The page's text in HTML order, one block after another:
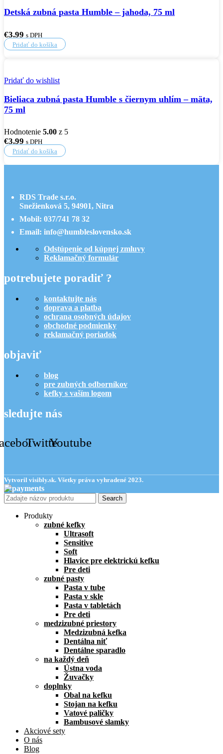
Detská zubná pasta Humble – jahoda, 75 ml
€3.99 s DPH
Pridať do košíka
Pridať do wishlist
Bieliaca zubná pasta Humble s čiernym uhlím – mäta,
75 ml
Hodnotenie 5.00 z 5
€3.99 s DPH
Pridať do košíka
RDS Trade s.r.o.
Snežienková 5, 94901, Nitra
Mobil: 037/741 78 32
Email: info@humbleslovensko.sk
Odstúpenie od kúpnej zmluvy
Reklamačný formulár
potrebujete poradiť ?
kontaktujte nás
doprava a platba
ochrana osobných údajov
obchodné podmienky
reklamačný poriadok
objaviť
blog
pre zubných odborníkov
kefky s vaším logom
sledujte nás
TwitterYoutube
Vytvoril visibly.sk. Všetky práva vyhradené 2023.
Search
Produkty
zubné kefky
Ultrasoft
Sensitive
Soft
Hlavice pre elektrickú kefku
Pre deti
zubné pasty
Pasta v tube
Pasta v skle
Pasta v tabletách
Pre deti
medzizubné priestory
Medzizubná kefka
Dentálna niť
Dentálne sparadlo
na každý deň
Ústna voda
Žuvačky
doplnky
Obal na kefku
Stojan na kefku
Vatové paličky
Bambusové slamky
Akciové sety
O nás
Blog